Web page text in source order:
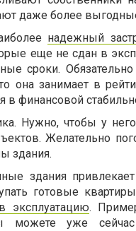
даже более
надежный
еще не сдан в
сроки.
она занимает в
в финансовой
Нужно, чтобы у
Желательно
здания.
здания
готовые
эксплуатацию.
можете уже